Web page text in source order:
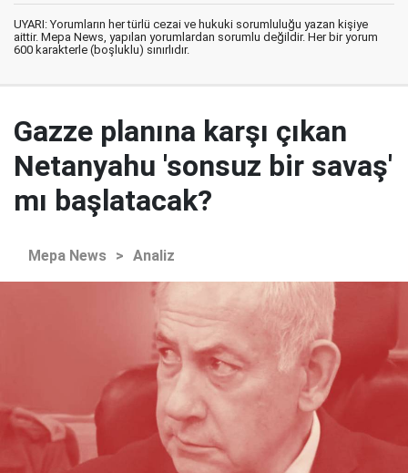
UYARI: Yorumların her türlü cezai ve hukuki sorumluluğu yazan kişiye
aittir. Mepa News, yapılan yorumlardan sorumlu değildir. Her bir yorum
600 karakterle (boşluklu) sınırlıdır.
Gazze planına karşı çıkan
Netanyahu 'sonsuz bir savaş'
mı başlatacak?
Mepa News > Analiz